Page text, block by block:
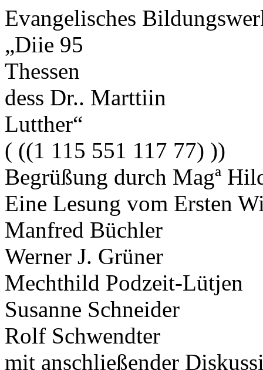
Evangelisches
„Diie 95
Thessen
dess Dr.. Marttiin
Lutther“
( ((1 115 551 117 77) ))
Begrüßung durch Magª
Eine Lesung vom Ersten
Manfred Büchler
Werner J. Grüner
Mechthild Podzeit-Lütjen
Susanne Schneider
Rolf Schwendter
mit anschließender